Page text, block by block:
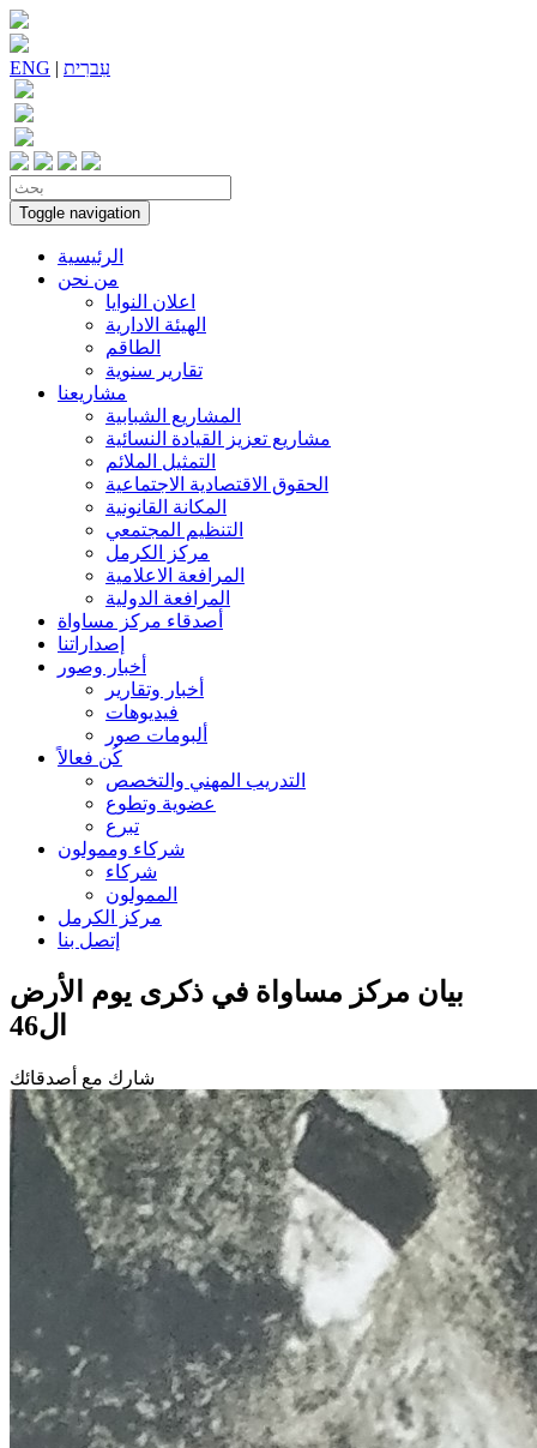
ENG | עִברִית
Toggle navigation
الرئيسية
من نحن
اعلان النوايا
الهيئة الادارية
الطاقم
تقارير سنوية
مشاريعنا
المشاريع الشبابية
مشاريع تعزيز القيادة النسائية
التمثيل الملائم
الحقوق الاقتصادية الاجتماعية
المكانة القانونية
التنظيم المجتمعي
مركز الكرمل
المرافعة الاعلامية
المرافعة الدولية
أصدقاء مركز مساواة
إصداراتنا
أخبار وصور
أخبار وتقارير
فيديوهات
ألبومات صور
كُن فعالاً
التدريب المهني والتخصص
عضوية وتطوع
تبرع
شركاء وممولون
شركاء
الممولون
مركز الكرمل
إتصل بنا
بيان مركز مساواة في ذكرى يوم الأرض
ال46
شارك مع أصدقائك